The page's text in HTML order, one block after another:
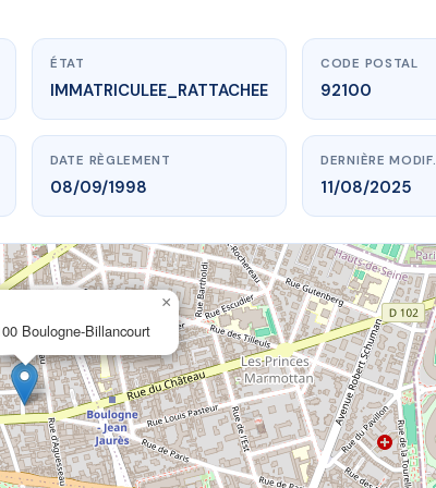
ÉTAT
IMMATRICULEE_RATTACHEE
CODE POSTAL
92100
DATE RÈGLEMENT
08/09/1998
DERNIÈRE MODIF.
11/08/2025
Boulogne-Billancourt
×